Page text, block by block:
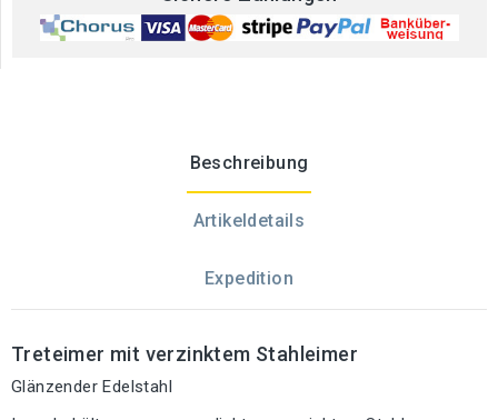
Beschreibung
Artikeldetails
Expedition
Treteimer mit verzinktem Stahleimer
Glänzender Edelstahl